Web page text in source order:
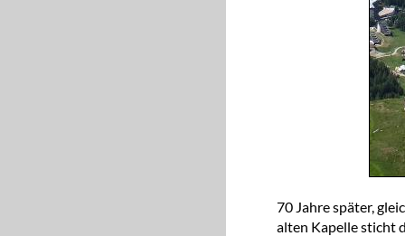
70 Jahre später,
alten Kapelle sticht